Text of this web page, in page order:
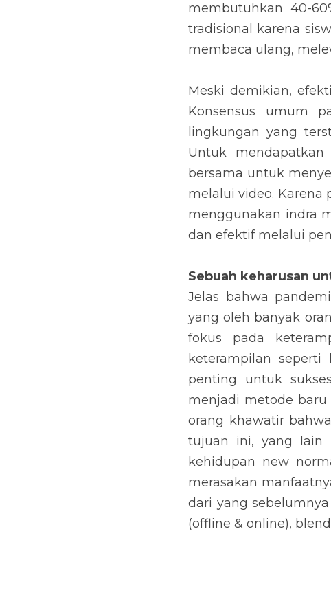
membutuhkan 40-
tradisional karena
membaca ulang,
Meski demikian,
Konsensus umum
lingkungan yang
Untuk
bersama untuk
melalui video. Karena
menggunakan indra
dan efektif melalui
Sebuah keharusan
Jelas bahwa
yang oleh banyak
fokus pada
keterampilan
penting untuk
menjadi metode
orang khawatir
tujuan ini, yang lain
kehidupan new
merasakan
dari yang
(offline & online),